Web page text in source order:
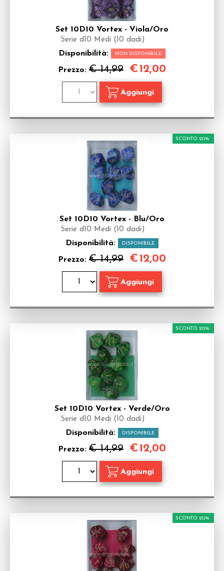
Set 10D10 Vortex - Viola/Oro
Serie d10 Medi (10 dadi)
Disponibilità: NON DISPONIBILE
Prezzo: € 14,99 €12,00
Set 10D10 Vortex - Blu/Oro
Serie d10 Medi (10 dadi)
Disponibilità: DISPONIBILE
Prezzo: € 14,99
SCONTO 20%
€12,00
Set 10D10 Vortex - Verde/Oro
Serie d10 Medi (10 dadi)
Disponibilità: DISPONIBILE
Prezzo: € 14,99
SCONTO 20%
€12,00
SCONTO 20%